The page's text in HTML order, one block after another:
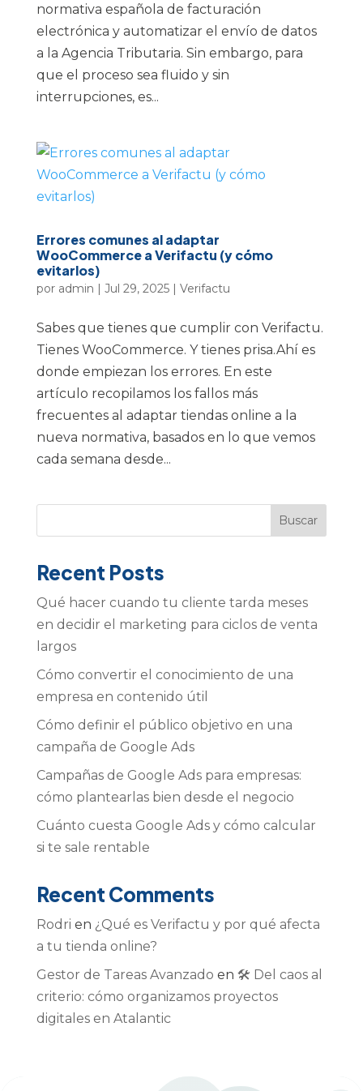
normativa española de facturación
electrónica y automatizar el envío de datos
a la Agencia Tributaria. Sin embargo, para
que el proceso sea fluido y sin
interrupciones, es...
Errores comunes al adaptar
WooCommerce a Verifactu (y cómo
evitarlos)
por admin | Jul 29, 2025| Verifactu
Sabes que tienes que cumplir con Verifactu.
Tienes WooCommerce. Y tienes prisa.Ahí es
donde empiezan los errores. En este
artículo recopilamos los fallos más
frecuentes al adaptar tiendas online a la
nueva normativa, basados en lo que vemos
cada semana desde...
Buscar
Recent Posts
Qué hacer cuando tu cliente tarda meses
en decidir el marketing para ciclos de venta
largos
Cómo convertir el conocimiento de una
empresa en contenido útil
Cómo definir el público objetivo en una
campaña de Google Ads
Campañas de Google Ads para empresas:
cómo plantearlas bien desde el negocio
Cuánto cuesta Google Ads y cómo calcular
si te sale rentable
Recent Comments
Rodri en ¿Qué es Verifactu y por qué afecta
a tu tienda online?
Gestor de Tareas Avanzado en 🛠️ Del caos al
criterio: cómo organizamos proyectos
digitales en Atalantic